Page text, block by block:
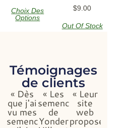
Choix Des
Options
$9.00
Out Of Stock
Témoignages
de clients
« Dès
que j'ai
vu mes
semences,
« Les
semences
de
Yonder
« Leur
site
web
propose